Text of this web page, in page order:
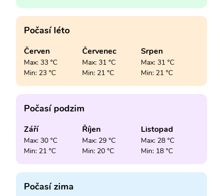
Počasí léto
Červen
Max: 33 °C
Min: 23 °C
Červenec
Max: 31 °C
Min: 21 °C
Srpen
Max: 31 °C
Min: 21 °C
Počasí podzim
Září
Max: 30 °C
Min: 21 °C
Říjen
Max: 29 °C
Min: 20 °C
Listopad
Max: 28 °C
Min: 18 °C
Počasí zima